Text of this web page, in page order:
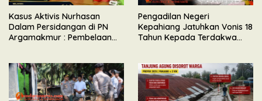
Kasus Aktivis Nurhasan
Dalam Persidangan di PN
Argamakmur : Pembelaan
Keributan
Pengadilan Negeri
Kepahiang Jatuhkan Vonis 18
Tahun Kepada Terdakwa